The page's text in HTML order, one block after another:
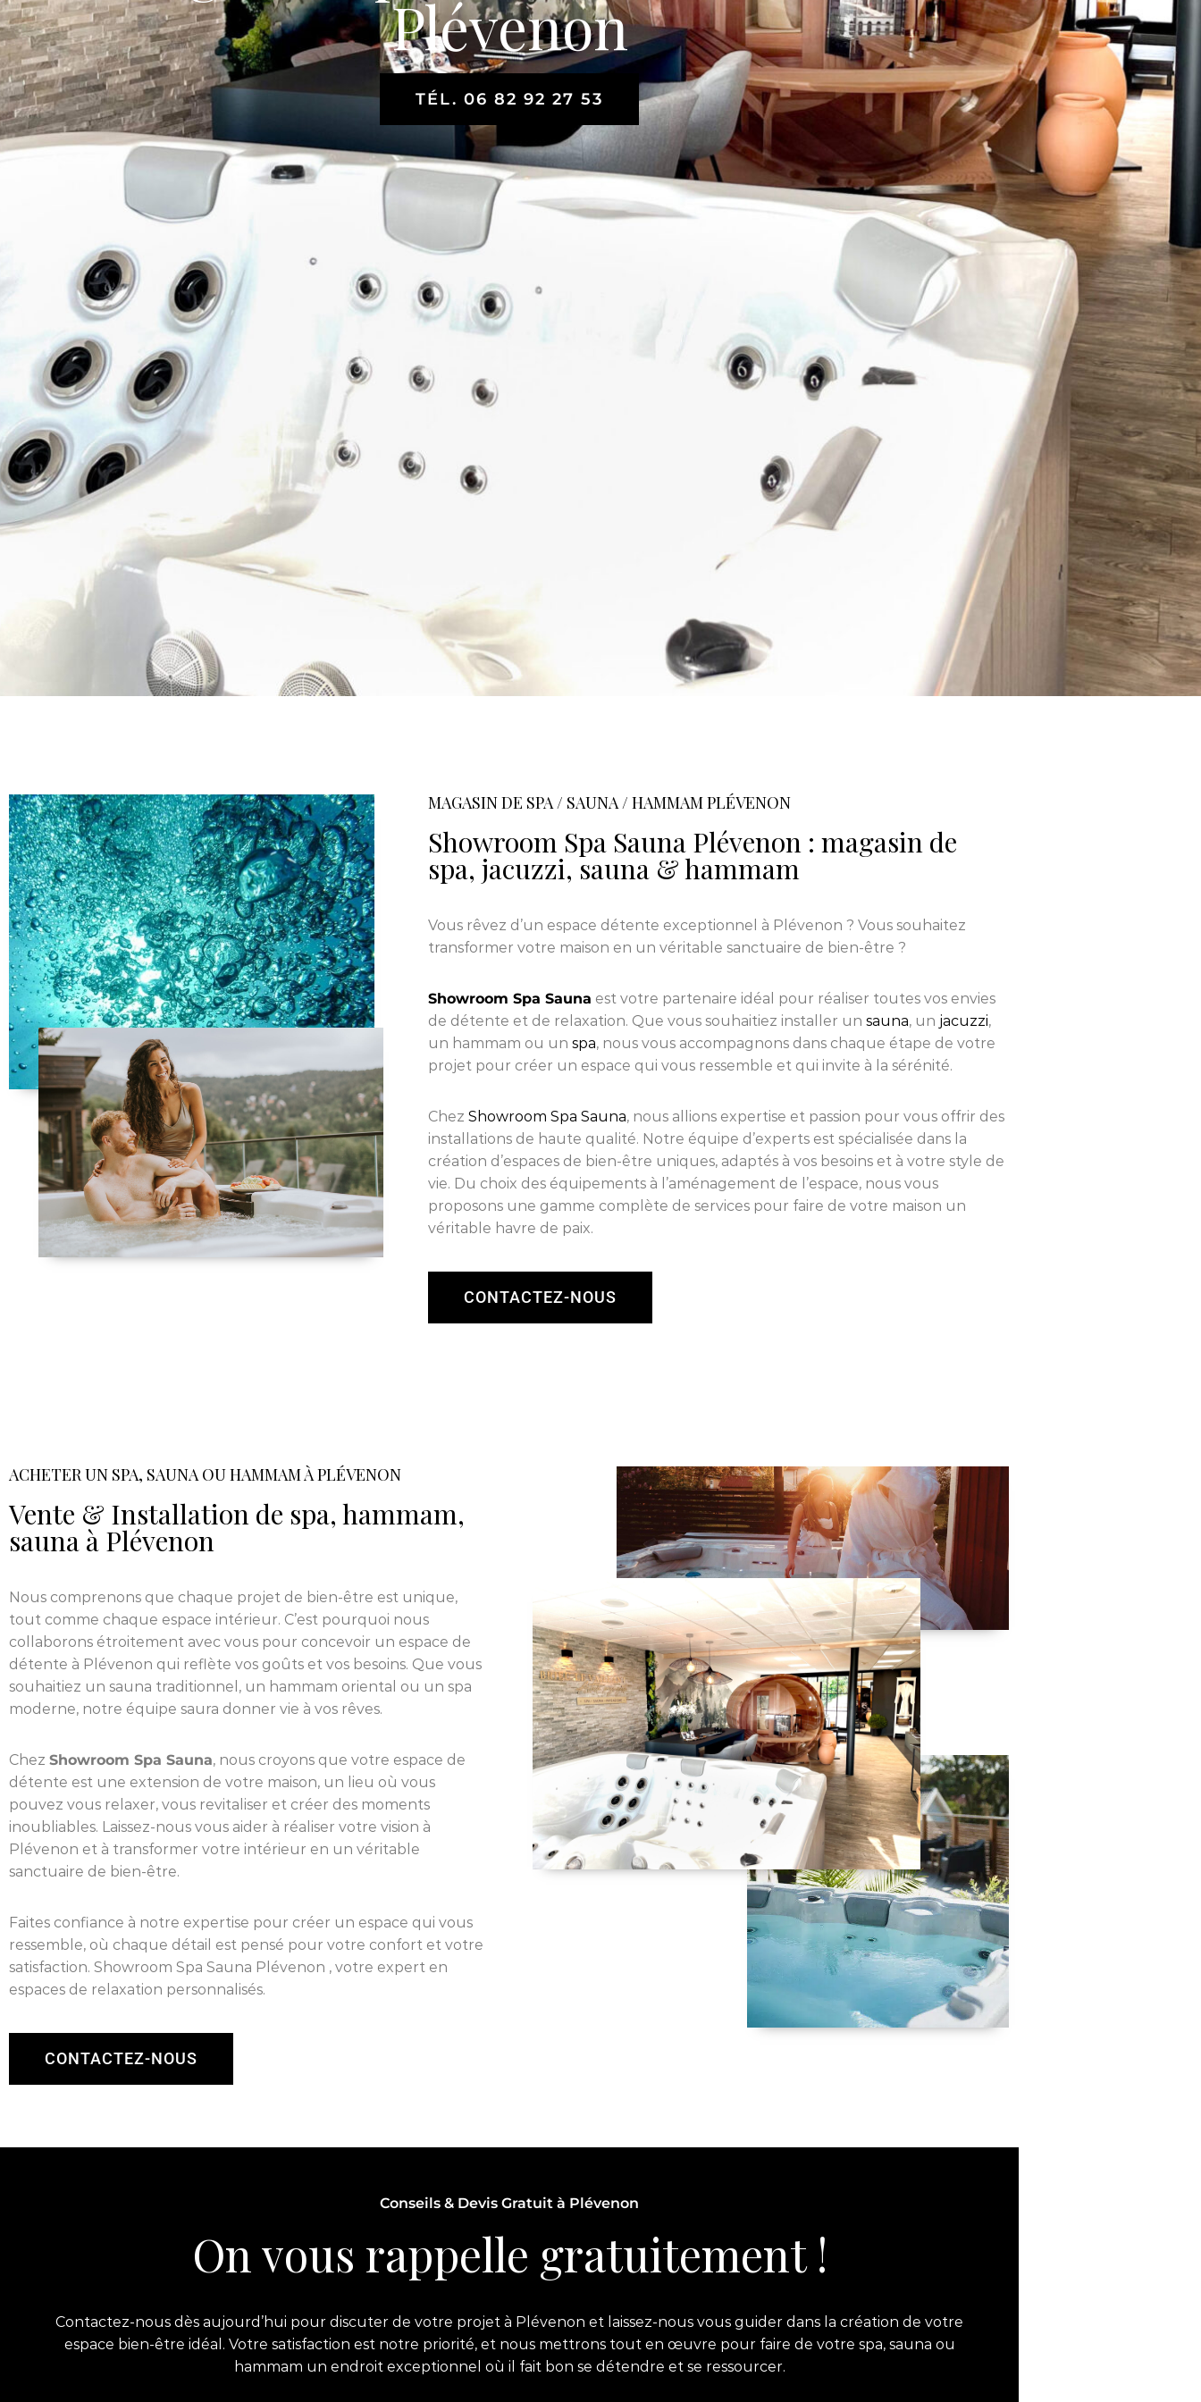
Plévenon
TÉL. 06 82 92 27 53
MAGASIN DE SPA / SAUNA / HAMMAM PLÉVENON
Showroom Spa Sauna Plévenon : magasin de
spa, jacuzzi, sauna & hammam
Vous rêvez d’un espace détente exceptionnel à Plévenon ? Vous souhaitez
transformer votre maison en un véritable sanctuaire de bien-être ?
Showroom Spa Sauna est votre partenaire idéal pour réaliser toutes vos envies
de détente et de relaxation. Que vous souhaitiez installer un sauna, un jacuzzi,
un hammam ou un spa, nous vous accompagnons dans chaque étape de votre
projet pour créer un espace qui vous ressemble et qui invite à la sérénité.
Chez Showroom Spa Sauna, nous allions expertise et passion pour vous offrir des
installations de haute qualité. Notre équipe d’experts est spécialisée dans la
création d’espaces de bien-être uniques, adaptés à vos besoins et à votre style de
vie. Du choix des équipements à l’aménagement de l’espace, nous vous
proposons une gamme complète de services pour faire de votre maison un
véritable havre de paix.
CONTACTEZ-NOUS
ACHETER UN SPA, SAUNA OU HAMMAM À PLÉVENON
Vente & Installation de spa, hammam,
sauna à Plévenon
Nous comprenons que chaque projet de bien-être est unique,
tout comme chaque espace intérieur. C’est pourquoi nous
collaborons étroitement avec vous pour concevoir un espace de
détente à Plévenon qui reflète vos goûts et vos besoins. Que vous
souhaitiez un sauna traditionnel, un hammam oriental ou un spa
moderne, notre équipe saura donner vie à vos rêves.
Chez Showroom Spa Sauna, nous croyons que votre espace de
détente est une extension de votre maison, un lieu où vous
pouvez vous relaxer, vous revitaliser et créer des moments
inoubliables. Laissez-nous vous aider à réaliser votre vision à
Plévenon et à transformer votre intérieur en un véritable
sanctuaire de bien-être.
Faites confiance à notre expertise pour créer un espace qui vous
ressemble, où chaque détail est pensé pour votre confort et votre
satisfaction. Showroom Spa Sauna Plévenon , votre expert en
espaces de relaxation personnalisés.
CONTACTEZ-NOUS
Conseils & Devis Gratuit à Plévenon
On vous rappelle gratuitement !
Contactez-nous dès aujourd’hui pour discuter de votre projet à Plévenon et laissez-nous vous guider dans la création de votre
espace bien-être idéal. Votre satisfaction est notre priorité, et nous mettrons tout en œuvre pour faire de votre spa, sauna ou
hammam un endroit exceptionnel où il fait bon se détendre et se ressourcer.